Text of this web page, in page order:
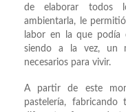
de elaborar todos
ambientarla, le
labor en la que podía
siendo a la vez, un
necesarios para vivir.
A partir de este
pastelería,